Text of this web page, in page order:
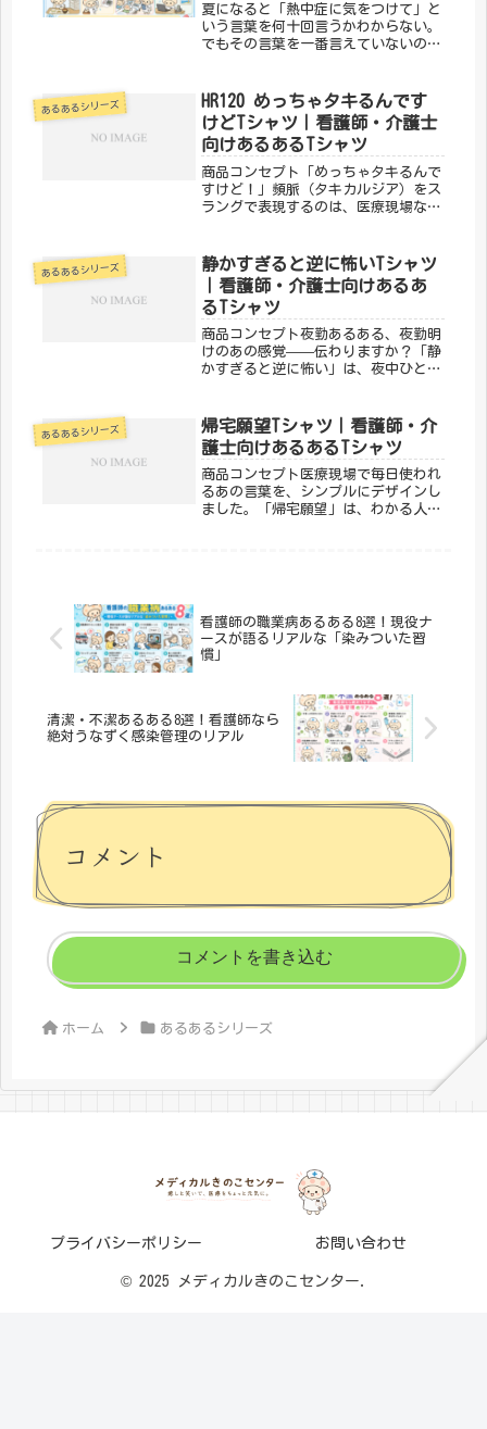
夏になると「熱中症に気をつけて」と
いう言葉を何十回言うかわからない。
でもその言葉を一番言えていないの
やら——そんな看護師・介護士の夏あ
るあるを8つ集めました。① 患者さん
に...
あるあるシリーズ
HR120 めっちゃタキるんです
けどTシャツ｜看護師・介護士
向けあるあるTシャツ
商品コンセプト「めっちゃタキるんで
すけど！」頻脈（タキカルジア）をス
ラングで表現するのは、医療現場なら
療スラングをそのままTシャツにした
デザインです。「メディカルきの
こ...
あるあるシリーズ
静かすぎると逆に怖いTシャツ
｜看護師・介護士向けあるあ
るTシャツ
商品コンセプト夜勤あるある、夜勤明
けのあの感覚——伝わりますか？「静
かすぎると逆に怖い」は、夜中ひとり
夜勤仲間への共感とエールを込めて。
「メディカルきのこセンター」が手が
け...
あるあるシリーズ
帰宅願望Tシャツ｜看護師・介
護士向けあるあるTシャツ
商品コンセプト医療現場で毎日使われ
るあの言葉を、シンプルにデザインし
ました。「帰宅願望」は、わかる人に
看護師の職業病あるある8選！現役ナ
ースが語るリアルな「染みついた習
慣」
清潔・不潔あるある8選！看護師なら
絶対うなずく感染管理のリアル
コメント
コメントを書き込む
ホーム あるあるシリーズ
プライバシーポリシー お問い合わせ
© 2025 メディカルきのこセンター.